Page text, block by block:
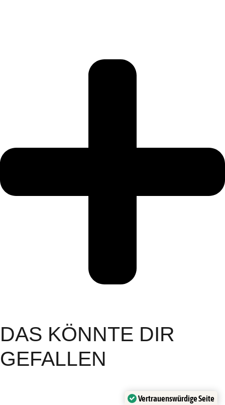
DAS KÖNNTE DIR
GEFALLEN
Vertrauenswürdige Seite